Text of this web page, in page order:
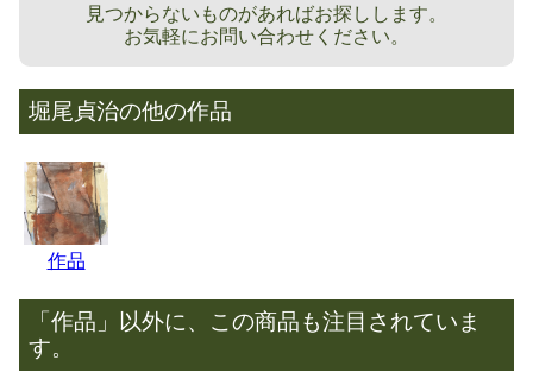
見つからないものがあればお探しします。
お気軽にお問い合わせください。
堀尾貞治の他の作品
作品
「作品」以外に、この商品も注目されていま
す。